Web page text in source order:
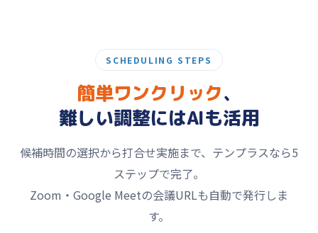
SCHEDULING STEPS
簡単ワンクリック、
難しい調整にはAIも活用
候補時間の選択から打合せ実施まで、テンプラスなら5
ステップで完了。
Zoom・Google Meetの会議URLも自動で発行しま
す。